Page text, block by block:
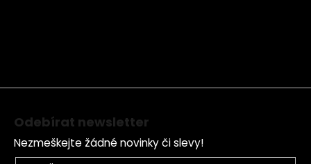
Odebírat newsletter
Nezmeškejte žádné novinky či slevy!